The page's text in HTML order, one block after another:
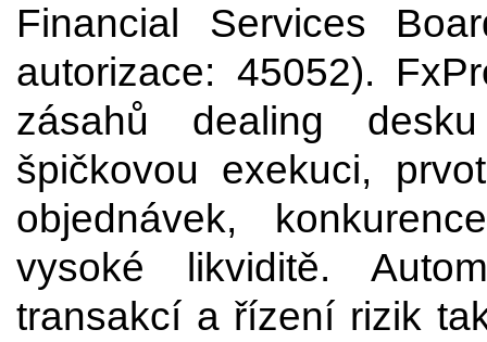
Financial Services
autorizace: 45052).
zásahů dealing
špičkovou exekuci,
objednávek,
vysoké likviditě.
transakcí a řízení rizik